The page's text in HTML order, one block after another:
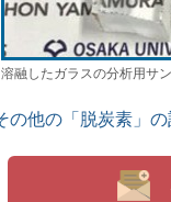
溶融したガラスの分析用サ
の他の「脱炭素」の